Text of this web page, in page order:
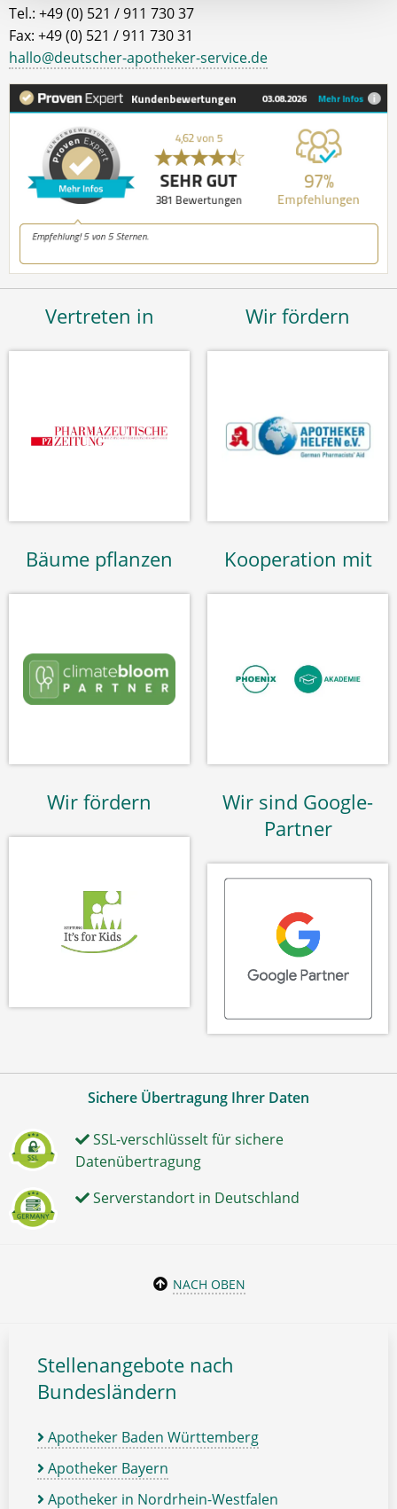
Tel.: +49 (0) 521 / 911 730 37
Fax: +49 (0) 521 / 911 730 31
hallo@deutscher-apotheker-service.de
Vertreten in Wir fördern
Bäume pflanzen Kooperation mit
Wir fördern
Wir sind Google-
Partner
Sichere Übertragung Ihrer Daten
SSL-verschlüsselt für sichere
Datenübertragung
Serverstandort in Deutschland
NACH OBEN
Stellenangebote nach
Bundesländern
Apotheker Baden Württemberg
Apotheker Bayern
Apotheker in Nordrhein-Westfalen